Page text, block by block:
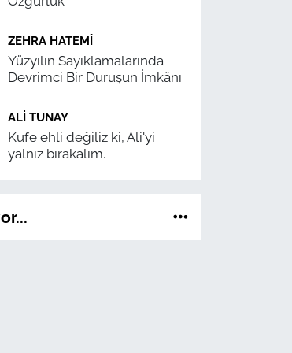
ZEHRA HATEMÎ
Yüzyılın Sayıklamalarında
Devrimci Bir Duruşun İmkânı
ALI TUNAY
Kufe ehli değiliz ki, Ali'yi
yalnız bırakalım.